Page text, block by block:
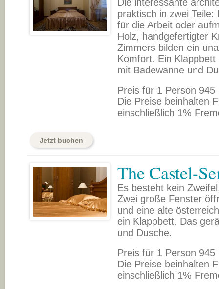
Die interessante
praktisch in zwei
für die Arbeit oder
Holz, handgefertigter
Zimmers bilden ein
Komfort. Ein
mit Badewanne und
Preis für 1 Person
Die Preise beinhalten
einschließlich 1%
Jetzt buchen
The Castel-
Es besteht kein
Zwei große Fenster
und eine alte
ein Klappbett. Das
und Dusche.
Preis für 1 Person
Die Preise beinhalten
einschließlich 1%